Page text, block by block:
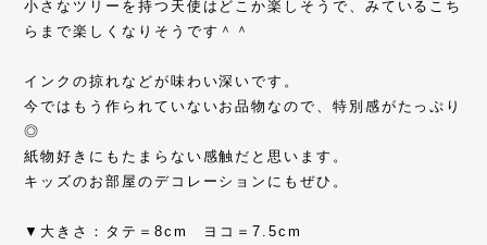
小さなツリーを持つ天使はどこか楽しそうで、みているこち
らまで楽しくなりそうです＾＾
インクの掠れなどが味わい深いです。
今ではもう作られていないお品物なので、特別感がたっぷり
◎
紙物好きにもたまらない感触だと思います。
キッズのお部屋のデコレーションにもぜひ。
▼大きさ：タテ＝8cm ヨコ＝7.5cm